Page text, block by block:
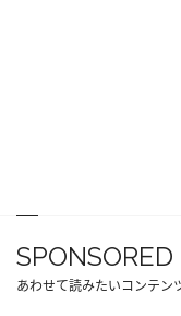
SPONSORED
あわせて読みたいコンテン